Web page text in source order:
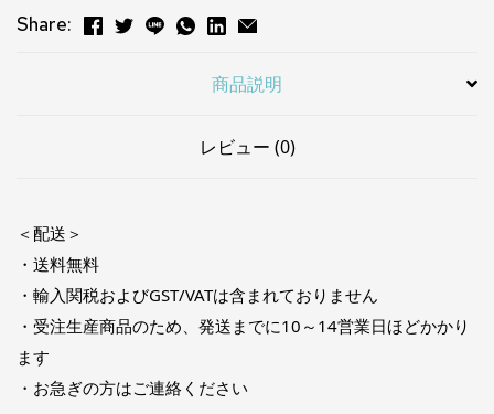
Share:
商品説明
レビュー (0)
＜配送＞
・送料無料
・輸入関税およびGST/VATは含まれておりません
・受注生産商品のため、発送までに10～14営業日ほどかかり
ます
・お急ぎの方はご連絡ください